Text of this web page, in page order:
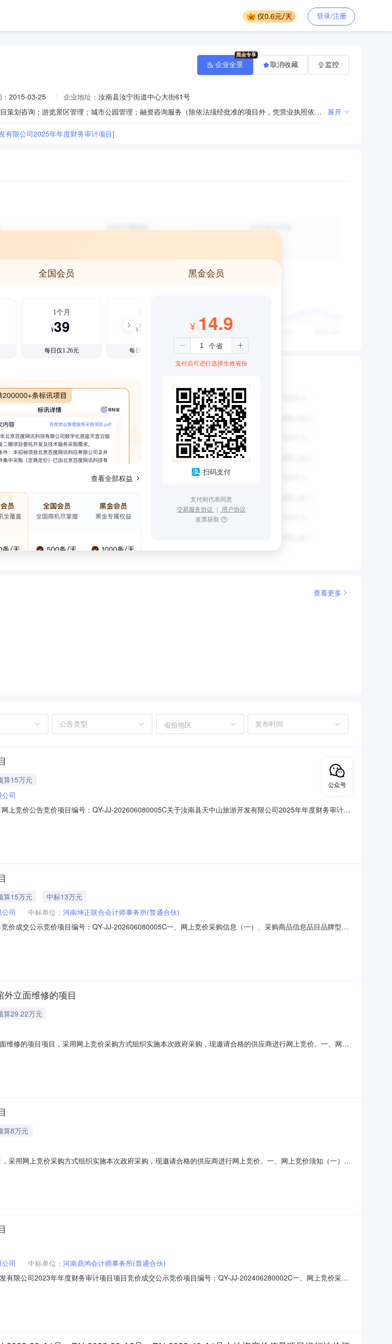
登录/注册
2015-03-25 企业地址： 汝南县汝宁街道中心大街61号
一般项目：以自有资金从事投资活动；旅游开发项目策划咨询；游览景区管理；城市公园管理；融资咨询服务（除依法须经批准的项目外，凭营业执照依法自主开展经营活动） 展开
有限公司2025年年度财务审计项目]
企业全景 取消收藏 监控
全国会员 黑金会员
1个月
¥39
每日仅1.26元
3个月
¥99
每日仅1.08元
查看全部权益
¥ 14.9
支付后可进行选择生效省份
扫码支付
支付则代表同意
交易服务协议 ｜ 用户协议
发票获取
查看更多
省份地区
算15万元
司
上竞价公告竞价项目编号：QY-JJ-202606080005C关于汝南县天中山旅游开发有限公司2025年年度财务审计项
2026-06-0800:00:00.0至2026-12-3100:00:00.0￥150000.0元1项小计￥150
算15万元
中标13万元
司 中标单位： 河南坤正联合会计师事务所(普通合伙)
价成交公示竞价项目编号：QY-JJ-202606080005C一、网上竞价采购信息（一）、采购商品信息品目品牌型号
报价开始时间（北京时间）：2026-0
立面维修的项目
算29.22万元
修的项目项目，采用网上竞价采购方式组织实施本次政府采购，现邀请合格的供应商进行网上竞价。一、网上
规格、标准统一、现货货源充足且价格变化幅度小的采购项目，由采购人确定竞价商品、最高限价，参与网上
算8万元
采用网上竞价采购方式组织实施本次政府采购，现邀请合格的供应商进行网上竞价。一、网上竞价须知（一）为
、现货货源充足且价格变化幅度小的采购项目，由采购人确定竞价商品、最高限价，参与网上竞价的商务要求
司 中标单位： 河南鼎鸿会计师事务所(普通合伙)
有限公司2023年年度财务审计项目项目竞价成交公示竞价项目编号：QY-JJ-202406280002C一、网上竞价采购
报价开始时间（北京时间）：2024-08-0109:40:12报价截止时间（北京
公众号